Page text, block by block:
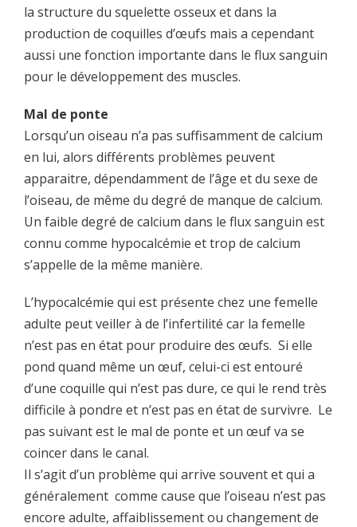
la structure du squelette osseux et dans la
production de coquilles d’œufs mais a cependant
aussi une fonction importante dans le flux sanguin
pour le développement des muscles.
Mal de ponte
Lorsqu’un oiseau n’a pas suffisamment de calcium
en lui, alors différents problèmes peuvent
apparaitre, dépendamment de l’âge et du sexe de
l’oiseau, de même du degré de manque de calcium.
Un faible degré de calcium dans le flux sanguin est
connu comme hypocalcémie et trop de calcium
s’appelle de la même manière.
L’hypocalcémie qui est présente chez une femelle
adulte peut veiller à de l’infertilité car la femelle
n’est pas en état pour produire des œufs. Si elle
pond quand même un œuf, celui-ci est entouré
d’une coquille qui n’est pas dure, ce qui le rend très
difficile à pondre et n’est pas en état de survivre. Le
pas suivant est le mal de ponte et un œuf va se
coincer dans le canal.
Il s’agit d’un problème qui arrive souvent et qui a
généralement comme cause que l’oiseau n’est pas
encore adulte, affaiblissement ou changement de